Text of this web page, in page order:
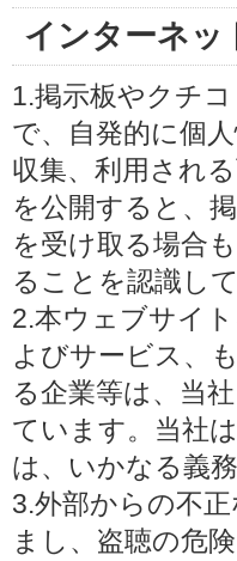
インターネッ
1.掲示板やクチ
で、自発的に個
収集、利用され
を公開すると、
を受け取る場合
ることを認識し
2.本ウェブサイ
よびサービス、
る企業等は、当
ています。当社
は、いかなる義
3.外部からの不
まし、盗聴の危